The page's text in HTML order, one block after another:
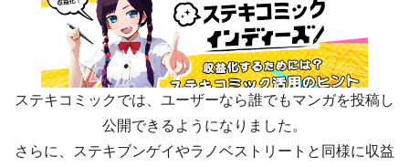
ステキコミックでは、ユーザーなら誰でもマンガを投稿し
公開できるようになりました。
さらに、ステキブンゲイやラノベストリートと同様に収益